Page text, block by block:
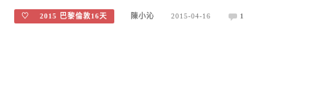
♡ 2015 巴黎倫敦16天 陳小沁 2015-04-16 1